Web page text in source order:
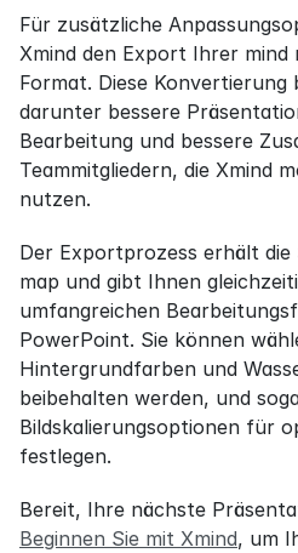
Für zusätzliche
Xmind den Export Ihrer mind
Format. Diese
darunter bessere
Bearbeitung und bessere
Teammitgliedern, die Xmind
nutzen.
Der Exportprozess erhält
map und gibt Ihnen
umfangreichen
PowerPoint. Sie können
Hintergrundfarben und
beibehalten werden, und
Bildskalierungsoptionen für
festlegen.
Beginnen Sie mit Xmind, um